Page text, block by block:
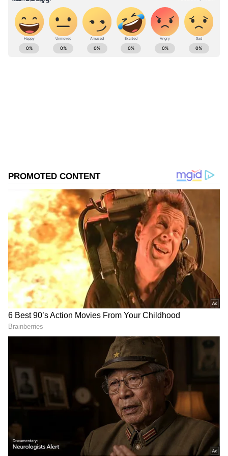
Related Articles
ಟ್ರಂಪ್‌ ಹತ್ಯೆ ಸೇರಿ 18 ದಾಳಿ ಸಂಚು ರೂಪಿಸಿದ್ದ ಉಗ್ರ
ಸೆರೆ; ಇರಾನ್ ಮೇಲಿನ ದಾಳಿಗೆ ಪ್ರತೀಕಾರದ ಕ್ರಮ
Exclusive Breaking: ಜಿಲೆಟಿನ್ ಕಡ್ಡಿ ಮಾತ್ರವಲ್ಲ,
ಮೋದಿ ಮಾರ್ಗದಲ್ಲಿ ಸಿಕ್ಕಿದ್ದು ಸ್ಪೋಟಕ!
ಕರ್ನಾಟಕ, ಭಾರತ ( India News) ಮತ್ತು ಜಗತ್ತಿನ
ABOUT THE AUTHOR
Kannadaprabha News
1967ರ ನವೆಂಬರ್ 4ರಂದು ಆರಂಭವಾದ ಕನ್ನಡಪ್ರಭ ಕನ್ನಡ
ಪತ್ರಿಕೋದ್ಯಮದಲ್ಲಿಯೇ ವಿಶೇಷ ಛಾಪು ಮೂಡಿಸಿದ ಕನ್ನಡ ದಿನ
ಪತ್ರಿಕೆ. ದೇಶ, ವಿದೇಶ, ವಾಣಿಜ್ಯ, ಕ್ರೀಡೆ, ಮನೋರಂಜನೆ ಸೇರಿ
ವೈವಿಧ್ಯಮಯ ಸುದ್ದಿಗಳ ಹೂರಣ ಹೊತ್ತು ತರುವ ಕನ್ನಡಪ್ರಭ,
ಕನ್ನಡಿಗರ ಅಸ್ಮಿತೆಯ ಸಂಕೇತ. ಸದಾ ಕರುನಾಡು, ನುಡಿ, ಸಂಸ್ಕೃತಿ
ಪರ ಧ್ವನಿ ಎತ್ತುವ ಕನ್ನಡಪ್ರಭ ದಿನ ಪತ್ರಿಕೆಯಲ್ಲಿ ಪ್ರಕಟಗೊಳ್ಳುವ
ಸುದ್ದಿಗಳು ಸುವರ್ಣ ನ್ಯೂಸ್ ವೆಬ್‌ಸೈಟಲ್ಲೂ ಲಭ್ಯ.
ಜಮ್ಮು ಮತ್ತು ಕಾಶ್ಮೀರ ಪಾಕಿಸ್ತಾನ